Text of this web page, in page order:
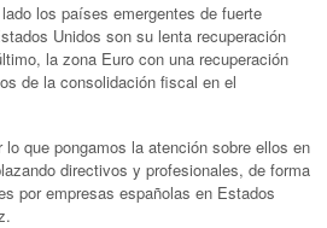
los países emergentes de fuerte
Unidos son su lenta recuperación
la zona Euro con una recuperación
de la consolidación fiscal en el
que pongamos la atención sobre ellos en
directivos y profesionales, de forma
por empresas españolas en Estados